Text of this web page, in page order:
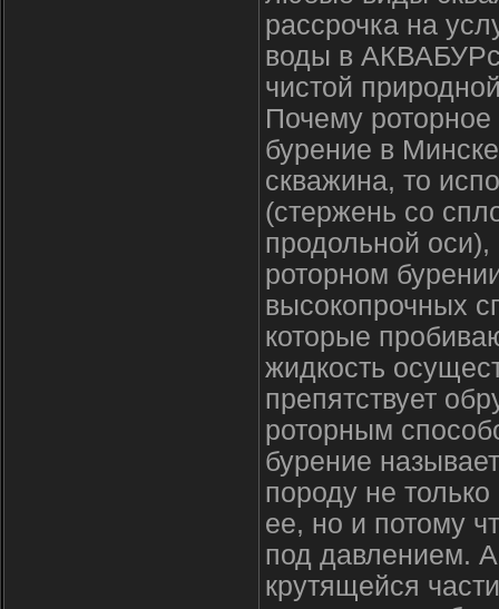
рассрочка на
воды в
чистой
Почему
бурение в
скважина, то
(стержень со
продольной
роторном
высокопрочных
которые
жидкость
препятствует
роторным
бурение
породу не
ее, но и потому
под давлением.
крутящейся